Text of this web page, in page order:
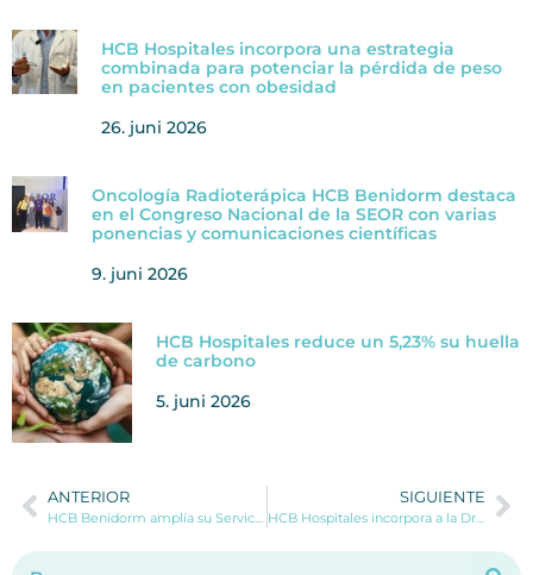
HCB Hospitales incorpora una estrategia
combinada para potenciar la pérdida de peso
en pacientes con obesidad
26. juni 2026
Oncología Radioterápica HCB Benidorm destaca
en el Congreso Nacional de la SEOR con varias
ponencias y comunicaciones científicas
9. juni 2026
HCB Hospitales reduce un 5,23% su huella
de carbono
5. juni 2026
ANTERIOR SIGUIENTE
HCB Hospitales incorpora a la Dra. San Román al Servicio de Alergología